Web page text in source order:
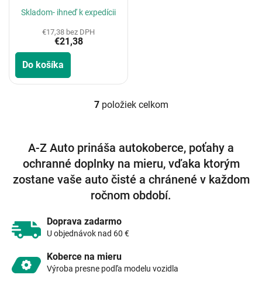
Skladom- ihneď k expedícii
€17,38 bez DPH
€21,38
Do košíka
O
á
d
a
c
e
v
7položiek celkom
A-Z Auto prináša autokoberce, poťahy a
ochranné doplnky na mieru, vďaka ktorým
zostane vaše auto čisté a chránené v každom
ročnom období.
Doprava zadarmo
U objednávok nad 60 €
Koberce na mieru
Výroba presne podľa modelu vozidla